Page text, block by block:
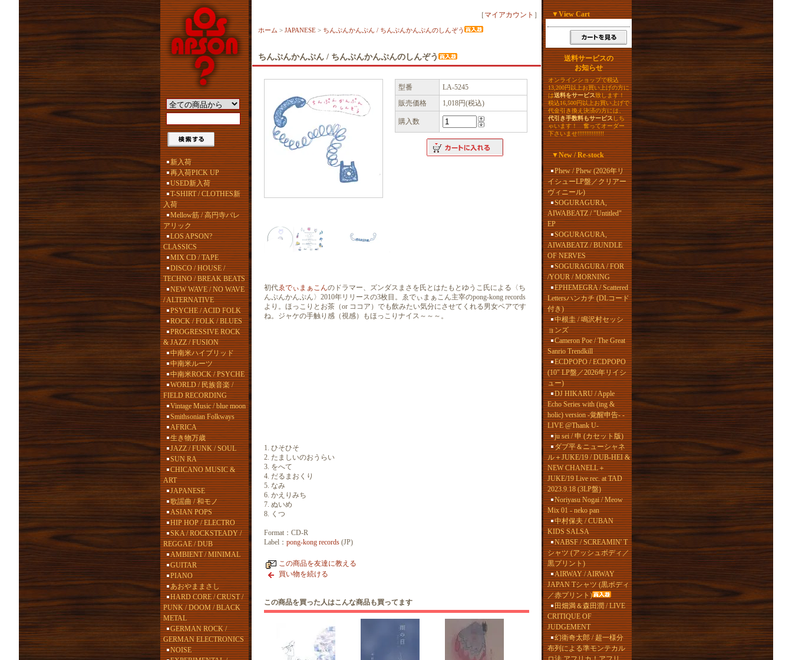
新入荷
再入荷PICK UP
USED新入荷
T-SHIRT / CLOTHES新
入荷
Mellow筋 / 高円寺バレ
アリック
LOS APSON?
CLASSICS
MIX CD / TAPE
DISCO / HOUSE /
TECHNO / BREAK BEATS
NEW WAVE / NO WAVE
/ ALTERNATIVE
PSYCHE / ACID FOLK
ROCK / FOLK / BLUES
PROGRESSIVE ROCK
& JAZZ / FUSION
中南米ハイブリッド
中南米ルーツ
中南米ROCK / PSYCHE
WORLD / 民族音楽 /
FIELD RECORDING
Vintage Music / blue moon
Smithsonian Folkways
AFRICA
生き物万歳
JAZZ / FUNK / SOUL
SUN RA
CHICANO MUSIC &
ART
JAPANESE
歌謡曲 / 和モノ
ASIAN POPS
HIP HOP / ELECTRO
SKA / ROCKSTEADY /
REGGAE / DUB
AMBIENT / MINIMAL
GUITAR
PIANO
あおやままさし
HARD CORE / CRUST /
PUNK / DOOM / BLACK
METAL
GERMAN ROCK /
GERMAN ELECTRONICS
NOISE
［ マイアカウント ］
ホーム > JAPANESE > ちんぷんかんぷん / ちんぷんかんぷんのしんぞう
ちんぷんかんぷん / ちんぷんかんぷんのしんぞう
型番
LA-5245
販売価格
1,018円(税込)
購入数
初代ゑでぃまぁこんのドラマー、ズンダスまさを氏とはたもとゆうこ氏による〈ち
んぷんかんぷん〉2010年リリースの3枚目。ゑでぃまぁこん主宰のpong-kong records
より。ほっこりとお茶（or ココア）でも飲みたい気分にさせてくれる男女ペアです
ね。ジャケの手触り感（視感）もほっこりナイス～～～。
1. ひそひそ
2. たましいのおうらい
3. をへて
4. だるまおくり
5. なみ
6. かえりみち
7. ぬいめ
8. くつ
Format：CD-R
Label： pong-kong records (JP)
この商品を友達に教える
買い物を続ける
この商品を買った人はこんな商品も買ってます
▼View Cart
送料サービスの
お知らせ
オンラインショップで税込
13,200円以上お買い上げの方に
は送料をサービス致します！
税込16,500円以上お買い上げで
代金引き換え決済の方には、
代引き手数料もサービスしち
ゃいます！ 奮ってオーダー
下さいませ!!!!!!!!!!!!!!!
▼New / Re-stock
Phew / Phew (2026年リ
イシューLP盤／クリアー
ヴィニール)
SOGURAGURA,
AIWABEATZ / "Untitled"
EP
SOGURAGURA,
AIWABEATZ / BUNDLE
OF NERVES
SOGURAGURA / FOR
/YOUR / MORNING
EPHEMEGRA / Scattered
Lettersハンカチ (DLコード
付き)
中根圭 / 鳴沢村セッシ
ョンズ
Cameron Poe / The Great
Sanrio Trendkill
ECDPOPO / ECDPOPO
(10" LP盤／2026年リイシ
ュー)
DJ HIKARU / Apple
Echo Series with (ing &
holic) version -覚醒申告- -
LIVE @Thank U-
ju sei / 申 (カセット版)
ダブ平＆ニューシャネ
ル＋JUKE/19 / DUB-HEI &
NEW CHANELL＋
JUKE/19 Live rec. at TAD
2023.9.18 (3LP盤)
Noriyasu Nogai / Meow
Mix 01 - neko pan
中村保夫 / CUBAN
KIDS SALSA
NABSF / SCREAMIN' T
シャツ (アッシュボディ／
黒プリント)
AIRWAY / AIRWAY
JAPAN Tシャツ (黒ボディ
／赤プリント)
田畑満＆森田潤 / LIVE
CRITIQUE OF
JUDGEMENT
幻衛奇太郎 / 超一様分
布列による準モンテカル